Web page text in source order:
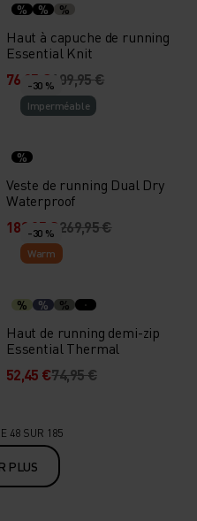
% % %
Haut à capuche de running
Essential Knit
76,95 €109,95 €
-30 %
Imperméable
%
Veste de running Dual Dry
Waterproof
188,95 €269,95 €
-30 %
Warm
% % %
Haut de running demi-zip
Essential Thermal
52,45 €74,95 €
48 SUR 185
PLUS